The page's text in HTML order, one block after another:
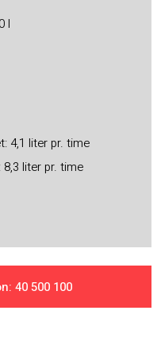
l
4,1 liter pr. time
liter pr. time
​40 500 100